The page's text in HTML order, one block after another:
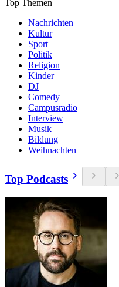
Top Themen
Nachrichten
Kultur
Sport
Politik
Religion
Kinder
DJ
Comedy
Campusradio
Interview
Musik
Bildung
Weihnachten
Top Podcasts